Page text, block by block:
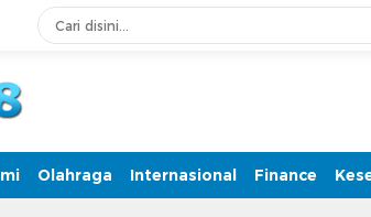
Terpercaya
Olahraga Internasional Finance